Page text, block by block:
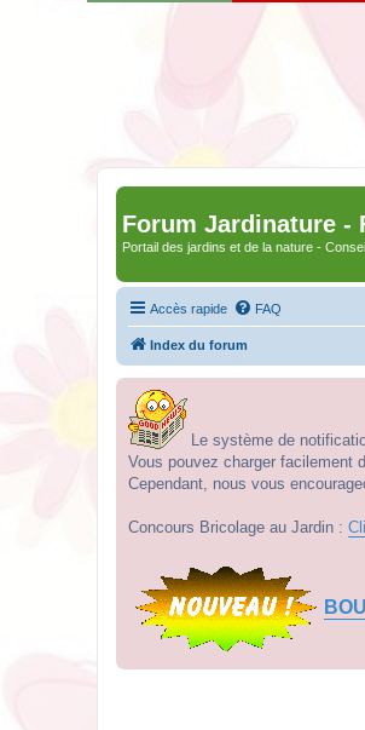
Forum Jardinature -
Portail des jardins et de la nature -
Accès rapide FAQ
Index du forum
Le système de
Vous pouvez charger facilement
Cependant, nous vous
Concours Bricolage au Jardin :